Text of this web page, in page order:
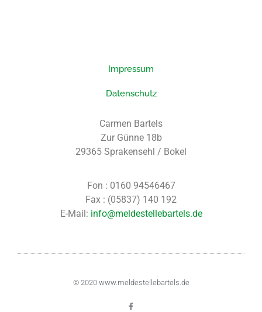
Impressum
Datenschutz
Carmen Bartels
Zur Günne 18b
29365 Sprakensehl / Bokel
Fon : 0160 94546467
Fax : (05837) 140 192
E-Mail: info@meldestellebartels.de
© 2020 www.meldestellebartels.de